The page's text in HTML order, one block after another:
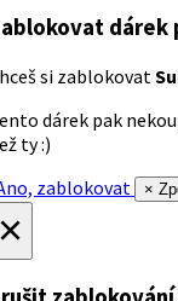
dárek
si zablokovat
dárek pak
ty :)
zablokovat
×